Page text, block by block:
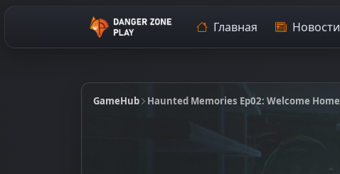
Главная Новости
GameHub Haunted Memories Ep02: Welcome Home